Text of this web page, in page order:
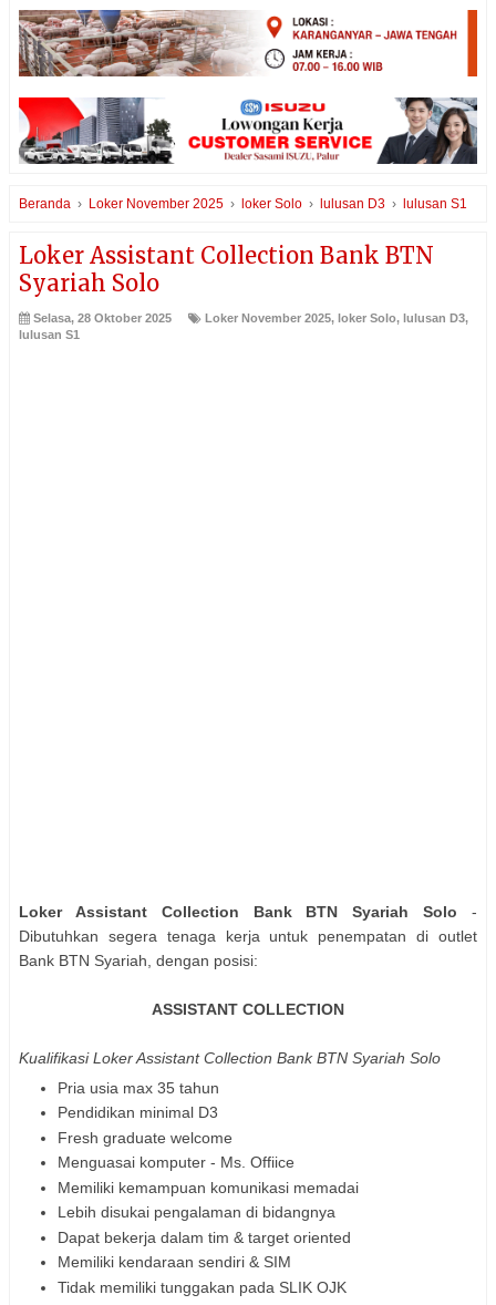
Beranda › Loker November 2025 › loker Solo › lulusan D3 › lulusan S1
Loker Assistant Collection Bank BTN
Syariah Solo
Selasa, 28 Oktober 2025 Loker November 2025, loker Solo, lulusan D3,
lulusan S1
Loker Assistant Collection Bank BTN Syariah Solo -
Dibutuhkan segera tenaga kerja untuk penempatan di outlet
Bank BTN Syariah, dengan posisi:
ASSISTANT COLLECTION
Kualifikasi Loker Assistant Collection Bank BTN Syariah Solo
Pria usia max 35 tahun
Pendidikan minimal D3
Fresh graduate welcome
Menguasai komputer - Ms. Offiice
Memiliki kemampuan komunikasi memadai
Lebih disukai pengalaman di bidangnya
Dapat bekerja dalam tim & target oriented
Memiliki kendaraan sendiri & SIM
Tidak memiliki tunggakan pada SLIK OJK